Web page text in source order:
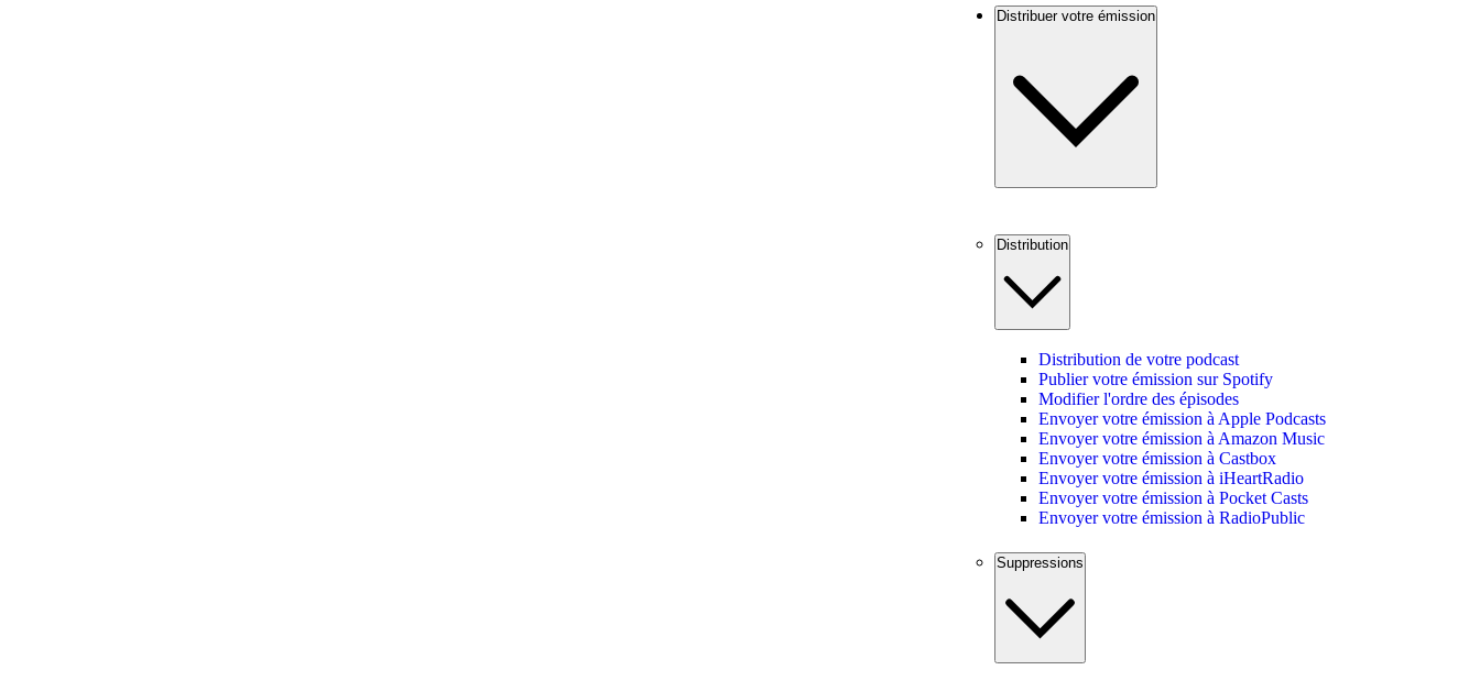
Distribuer votre émission
Distribution
Distribution de votre podcast
Publier votre émission sur Spotify
Modifier l'ordre des épisodes
Envoyer votre émission à Apple Podcasts
Envoyer votre émission à Amazon Music
Envoyer votre émission à Castbox
Envoyer votre émission à iHeartRadio
Envoyer votre émission à Pocket Casts
Envoyer votre émission à RadioPublic
Suppressions